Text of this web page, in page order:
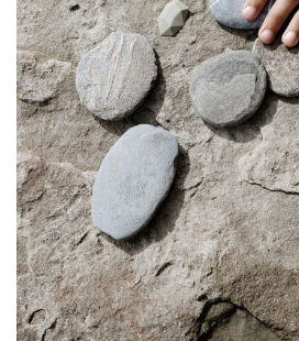
PRODUCTO
MATERIALES Y
ENVÍOS Y